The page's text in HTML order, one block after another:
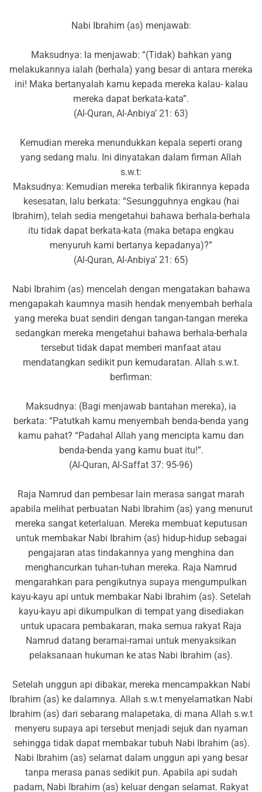
Nabi Ibrahim (as) menjawab:
Maksudnya: Ia menjawab: “(Tidak) bahkan yang
melakukannya ialah (berhala) yang besar di antara mereka
ini! Maka bertanyalah kamu kepada mereka kalau- kalau
mereka dapat berkata-kata”.
(Al-Quran, Al-Anbiya’ 21: 63)
Kemudian mereka menundukkan kepala seperti orang
yang sedang malu. Ini dinyatakan dalam firman Allah
s.w.t:
Maksudnya: Kemudian mereka terbalik fikirannya kepada
kesesatan, lalu berkata: “Sesungguhnya engkau (hai
Ibrahim), telah sedia mengetahui bahawa berhala-berhala
itu tidak dapat berkata-kata (maka betapa engkau
menyuruh kami bertanya kepadanya)?”
(Al-Quran, Al-Anbiya’ 21: 65)
Nabi Ibrahim (as) mencelah dengan mengatakan bahawa
mengapakah kaumnya masih hendak menyembah berhala
yang mereka buat sendiri dengan tangan-tangan mereka
sedangkan mereka mengetahui bahawa berhala-berhala
tersebut tidak dapat memberi manfaat atau
mendatangkan sedikit pun kemudaratan. Allah s.w.t.
berfirman:
Maksudnya: (Bagi menjawab bantahan mereka), ia
berkata: “Patutkah kamu menyembah benda-benda yang
kamu pahat? “Padahal Allah yang mencipta kamu dan
benda-benda yang kamu buat itu!”.
(Al-Quran, Al-Saffat 37: 95-96)
Raja Namrud dan pembesar lain merasa sangat marah
apabila melihat perbuatan Nabi Ibrahim (as) yang menurut
mereka sangat keterlaluan. Mereka membuat keputusan
untuk membakar Nabi Ibrahim (as) hidup-hidup sebagai
pengajaran atas tindakannya yang menghina dan
menghancurkan tuhan-tuhan mereka. Raja Namrud
mengarahkan para pengikutnya supaya mengumpulkan
kayu-kayu api untuk membakar Nabi Ibrahim (as). Setelah
kayu-kayu api dikumpulkan di tempat yang disediakan
untuk upacara pembakaran, maka semua rakyat Raja
Namrud datang beramai-ramai untuk menyaksikan
pelaksanaan hukuman ke atas Nabi Ibrahim (as).
Setelah unggun api dibakar, mereka mencampakkan Nabi
Ibrahim (as) ke dalamnya. Allah s.w.t menyelamatkan Nabi
Ibrahim (as) dari sebarang malapetaka, di mana Allah s.w.t
menyeru supaya api tersebut menjadi sejuk dan nyaman
sehingga tidak dapat membakar tubuh Nabi Ibrahim (as).
Nabi Ibrahim (as) selamat dalam unggun api yang besar
tanpa merasa panas sedikit pun. Apabila api sudah
padam, Nabi Ibrahim (as) keluar dengan selamat. Rakyat